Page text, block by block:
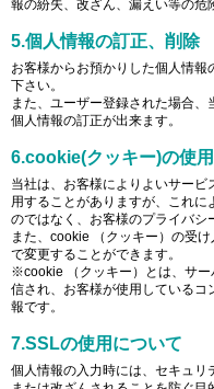
報の紛失、改ざん、漏えい等の危
5.個人情報の訂正、削除
お客様からお預かりした個人情
下さい。
また、ユーザー登録された場合
個人情報の訂正が出来ます。
6.cookie(クッキー)の使
当社は、お客様によりよいサー
用することがありますが、これに
のではなく、お客様のプライバシ
また、cookie （クッキー）の受
で変更することができます。
※cookie （クッキー）とは、サー
信され、お客様が使用している
報です。
7.SSLの使用について
個人情報の入力時には、セキュ